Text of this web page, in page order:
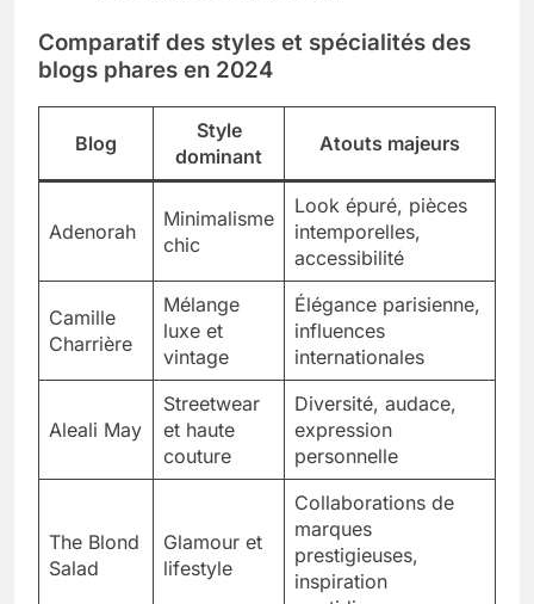
Comparatif des styles et spécialités des
blogs phares en 2024
Blog
Style
dominant
Atouts majeurs
Adenorah
Minimalisme
chic
Look épuré, pièces
intemporelles,
accessibilité
Camille
Charrière
Mélange
luxe et
vintage
Élégance parisienne,
influences
internationales
Aleali May
Streetwear
et haute
couture
Diversité, audace,
expression
personnelle
The Blond
Salad
Glamour et
lifestyle
Collaborations de
marques
prestigieuses,
inspiration